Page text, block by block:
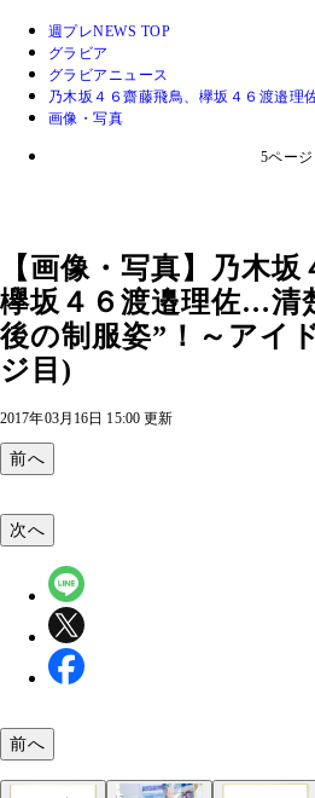
週プレNEWS TOP
グラビア
グラビアニュース
乃木坂４６齋藤飛鳥、欅坂４６渡邉
画像・写真
5ページ
【画像・写真】乃木坂
欅坂４６渡邉理佐…清
後の制服姿”！～アイ
ジ目)
2017年03月16日 15:00 更新
前へ
次へ
前へ